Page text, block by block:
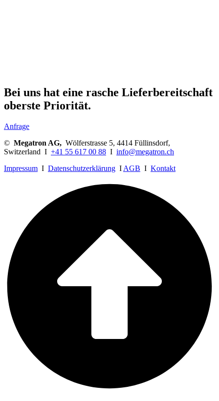
Bei uns hat eine rasche Lieferbereitschaft
oberste Priorität.
Anfrage
© Megatron AG, Wölferstrasse 5, 4414 Füllinsdorf,
Switzerland I +41 55 617 00 88 I info@megatron.ch
Impressum I Datenschutzerklärung I AGB I Kontakt